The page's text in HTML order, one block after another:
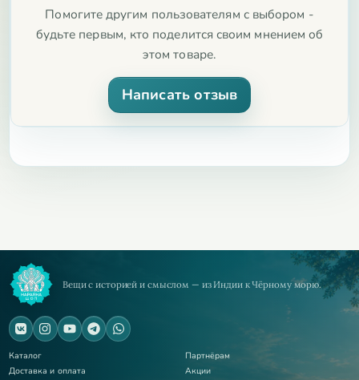
Помогите другим пользователям с выбором -
будьте первым, кто поделится своим мнением об
этом товаре.
Написать отзыв
Вещи с историей и смыслом — из Индии к Чёрному морю.
Каталог
Партнёрам
Доставка и оплата
Акции